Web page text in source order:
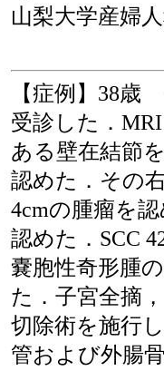
山梨大学産婦
【症例】38歳
受診した．
ある壁在結節
認めた．その
4cmの腫瘤を
認めた．SCC
嚢胞性奇形腫
た．子宮全摘
切除術を施行
管および外腸